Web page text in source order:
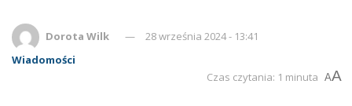
Dorota Wilk
28 września 2024 - 13:41
Wiadomości
Czas czytania: 1 minuta AA